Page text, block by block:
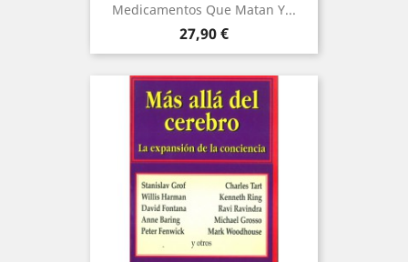
Medicamentos Que Matan Y...
Precio
27,90 €